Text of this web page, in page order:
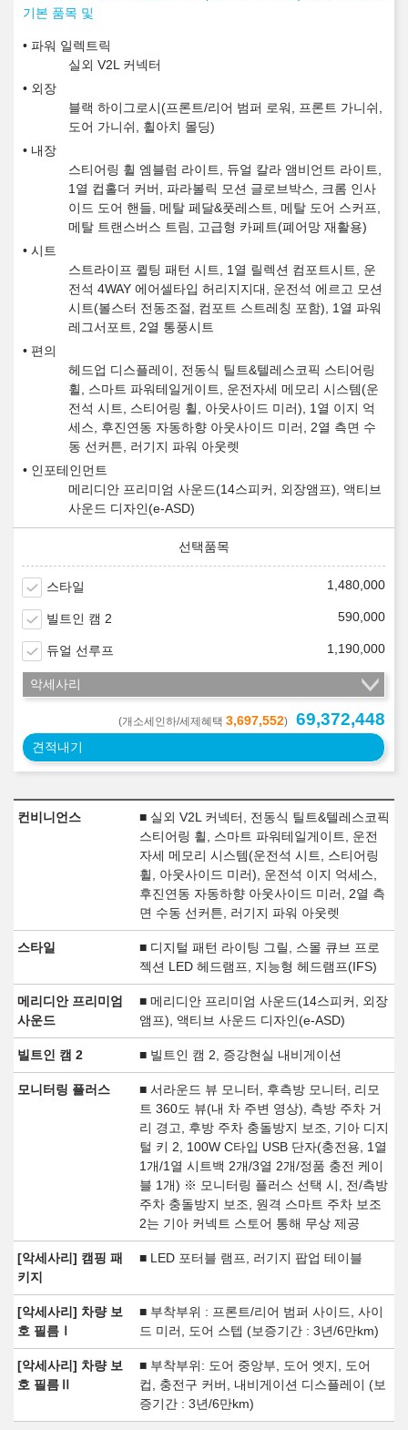
기본 품목 및
파워 일렉트릭
실외 V2L 커넥터
외장
블랙 하이그로시(프론트/리어 범퍼 로워, 프론트 가니쉬,
도어 가니쉬, 휠아치 몰딩)
내장
스티어링 휠 엠블럼 라이트, 듀얼 칼라 앰비언트 라이트,
1열 컵홀더 커버, 파라볼릭 모션 글로브박스, 크롬 인사
이드 도어 핸들, 메탈 페달&풋레스트, 메탈 도어 스커프,
메탈 트랜스버스 트림, 고급형 카페트(폐어망 재활용)
시트
스트라이프 퀼팅 패턴 시트, 1열 릴렉션 컴포트시트, 운
전석 4WAY 에어셀타입 허리지지대, 운전석 에르고 모션
시트(볼스터 전동조절, 컴포트 스트레칭 포함), 1열 파워
레그서포트, 2열 통풍시트
편의
헤드업 디스플레이, 전동식 틸트&텔레스코픽 스티어링
휠, 스마트 파워테일게이트, 운전자세 메모리 시스템(운
전석 시트, 스티어링 휠, 아웃사이드 미러), 1열 이지 억
세스, 후진연동 자동하향 아웃사이드 미러, 2열 측면 수
동 선커튼, 러기지 파워 아웃렛
인포테인먼트
메리디안 프리미엄 사운드(14스피커, 외장앰프), 액티브
사운드 디자인(e-ASD)
스타일 1,480,000
빌트인 캠 2 590,000
듀얼 선루프 1,190,000
악세사리
(개소세인하/세제혜택 3,697,552) 69,372,448
견적내기
컨비니언스
■ 실외 V2L 커넥터, 전동식 틸트&텔레스코픽
스티어링 휠, 스마트 파워테일게이트, 운전
자세 메모리 시스템(운전석 시트, 스티어링
휠, 아웃사이드 미러), 운전석 이지 억세스,
후진연동 자동하향 아웃사이드 미러, 2열 측
면 수동 선커튼, 러기지 파워 아웃렛
스타일
■ 디지털 패턴 라이팅 그릴, 스몰 큐브 프로
젝션 LED 헤드램프, 지능형 헤드램프(IFS)
메리디안 프리미엄
사운드
■ 메리디안 프리미엄 사운드(14스피커, 외장
앰프), 액티브 사운드 디자인(e-ASD)
빌트인 캠 2 ■ 빌트인 캠 2, 증강현실 내비게이션
모니터링 플러스
■ 서라운드 뷰 모니터, 후측방 모니터, 리모
트 360도 뷰(내 차 주변 영상), 측방 주차 거
리 경고, 후방 주차 충돌방지 보조, 기아 디지
털 키 2, 100W C타입 USB 단자(충전용, 1열
1개/1열 시트백 2개/3열 2개/정품 충전 케이
블 1개) ※ 모니터링 플러스 선택 시, 전/측방
주차 충돌방지 보조, 원격 스마트 주차 보조
2는 기아 커넥트 스토어 통해 무상 제공
[악세사리] 캠핑 패
키지
■ LED 포터블 램프, 러기지 팝업 테이블
[악세사리] 차량 보
호 필름Ⅰ
■ 부착부위 : 프론트/리어 범퍼 사이드, 사이
드 미러, 도어 스텝 (보증기간 : 3년/6만km)
[악세사리] 차량 보
호 필름Ⅱ
■ 부착부위: 도어 중앙부, 도어 엣지, 도어
컵, 충전구 커버, 내비게이션 디스플레이 (보
증기간 : 3년/6만km)